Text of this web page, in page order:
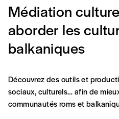
Médiation
aborder les
balkaniques
Se
A partir de 2021,Imag,
l’interculturel,vous est
Découvrez des outils et
sociaux, culturels… afin de
communautés roms et